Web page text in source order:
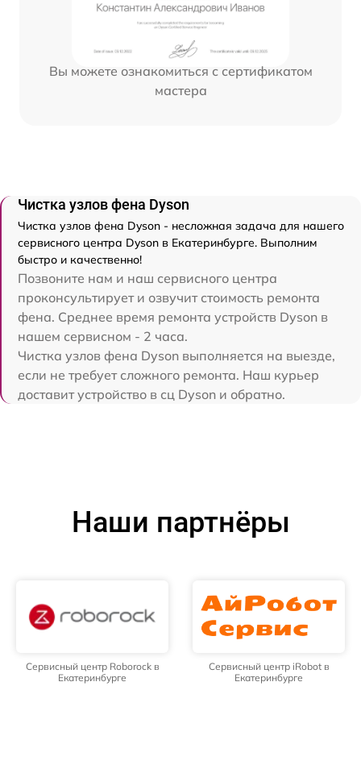
Вы можете ознакомиться с сертификатом
мастера
Чистка узлов фена Dyson
Чистка узлов фена Dyson - несложная задача для нашего
сервисного центра Dyson в Екатеринбурге. Выполним
быстро и качественно!
Позвоните нам и наш сервисного центра
проконсультирует и озвучит стоимость ремонта
фена. Среднее время ремонта устройств Dyson в
нашем сервисном - 2 часа.
Чистка узлов фена Dyson выполняется на выезде,
если не требует сложного ремонта. Наш курьер
доставит устройство в сц Dyson и обратно.
Наши партнёры
Сервисный центр Roborock в
Екатеринбурге
Сервисный центр iRobot в
Екатеринбурге